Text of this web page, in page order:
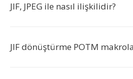
JIF, JPEG ile nasıl ilişkilidir?
JIF dönüştürme POTM